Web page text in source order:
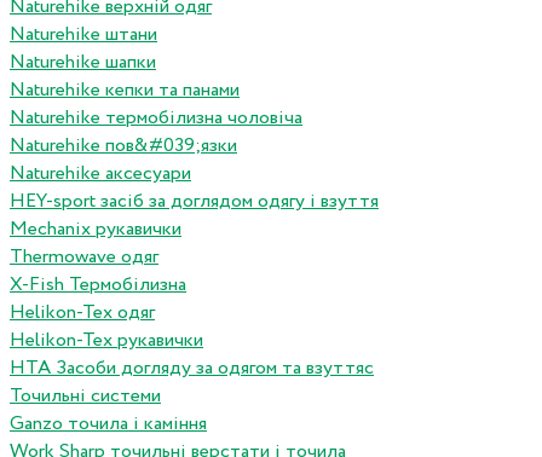
Naturehike верхній одяг
Naturehike штани
Naturehike шапки
Naturehike кепки та панами
Naturehike термобілизна чоловіча
Naturehike пов&#039;язки
Naturehike аксесуари
HEY-sport засіб за доглядом одягу і взуття
Mechanix рукавички
Thermowave одяг
X-Fish Термобілизна
Helikon-Tex одяг
Helikon-Tex рукавички
HTA Засоби догляду за одягом та взуттяс
Точильні системи
Ganzo точила і каміння